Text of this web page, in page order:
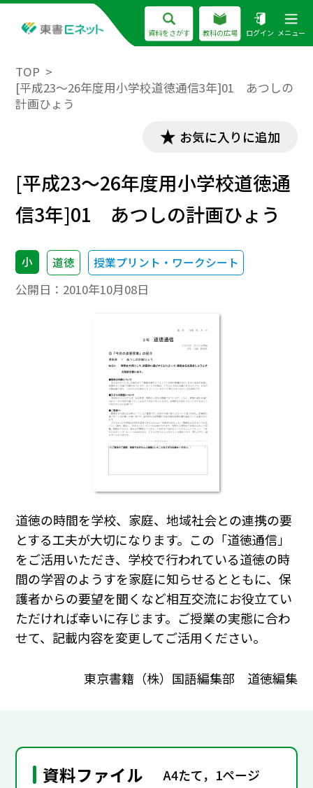
資料をさがす 教科の広場 ログイン メニュー
TOP
[平成23～26年度用小学校道徳通信3年]01 あつしの
計画ひょう
お気に入りに追加
[平成23～26年度用小学校道徳通
信3年]01 あつしの計画ひょう
小 道徳 授業プリント・ワークシート
公開日： 2010年10月08日
道徳の時間を学校、家庭、地域社会との連携の要
とする工夫が大切になります。この「道徳通信」
をご活用いただき、学校で行われている道徳の時
間の学習のようすを家庭に知らせるとともに、保
護者からの要望を聞くなど相互交流にお役立てい
ただければ幸いに存じます。ご授業の実態に合わ
せて、記載内容を変更してご活用ください。
東京書籍（株）国語編集部 道徳編集
資料ファイル A4たて，1ページ